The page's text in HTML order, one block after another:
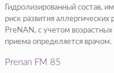
Гидролизированный состав,
риск развития
PreNAN, с учетом
приема определяется врачом.
Prenan FM 85